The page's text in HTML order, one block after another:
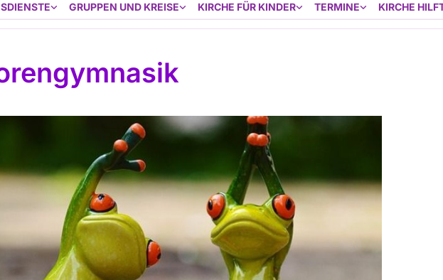
GRUPPEN UND KREISE KIRCHE FÜR KINDER TERMINE KIRCHE